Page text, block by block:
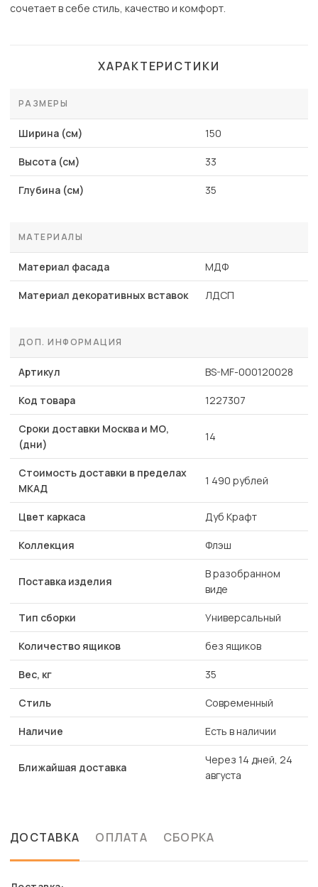
сочетает в себе стиль, качество и комфорт.
ХАРАКТЕРИСТИКИ
РАЗМЕРЫ
Ширина (см) 150
Высота (см) 33
Глубина (см) 35
МАТЕРИАЛЫ
Материал фасада МДФ
Материал декоративных вставок ЛДСП
ДОП. ИНФОРМАЦИЯ
Артикул BS-MF-000120028
Код товара 1227307
Сроки доставки Москва и МО,
(дни)
14
Стоимость доставки в пределах
МКАД
1 490 рублей
Цвет каркаса Дуб Крафт
Коллекция Флэш
Поставка изделия
В разобранном
виде
Тип сборки Универсальный
Количество ящиков без ящиков
Вес, кг 35
Стиль Современный
Наличие Есть в наличии
Ближайшая доставка
Через 14 дней, 24
августа
ДОСТАВКА ОПЛАТА СБОРКА